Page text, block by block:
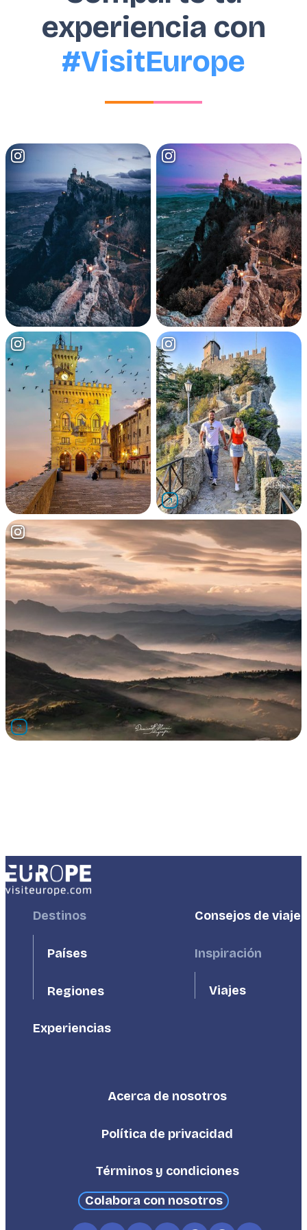
experiencia con
#VisitEurope
FooterDestinos
Países
Regiones
Experiencias
FooterConsejos de viaje
Inspiración
Viajes
Footer
Acerca de nosotros
Política de privacidad
Términos y condiciones
Colabora con nosotros